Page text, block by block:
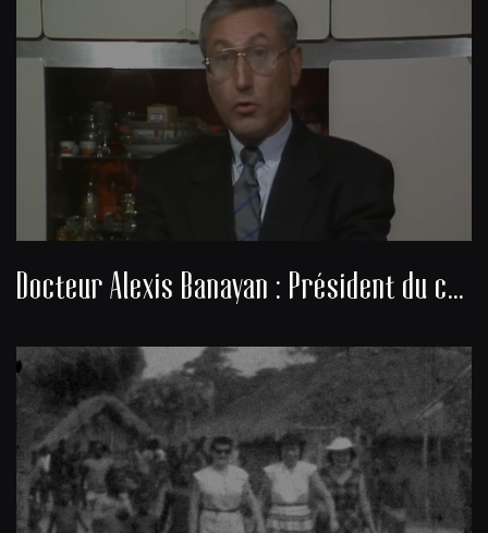
Docteur Alexis Banayan : Président du consistoire de la communauté juive de Bordeaux